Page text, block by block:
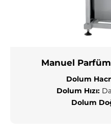
Manuel
Dolum
Dolum Hızı:
Dolum